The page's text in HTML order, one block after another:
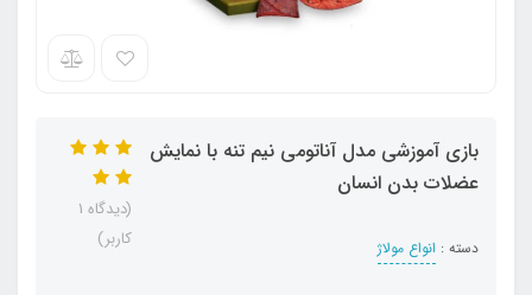
بازی آموزشی مدل آناتومی نیم تنه با نمایش
عضلات بدن انسان
دسته : انواع مولاژ
(دیدگاه 1
کاربر)